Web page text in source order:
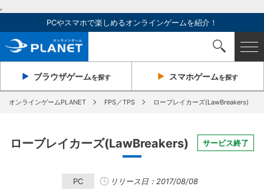
,
PCやスマホで楽しめるオンラインゲームを紹介！
ブラウザゲームを探す スマホゲームを探す
オンラインゲームPLANET FPS／TPS ローブレイカーズ(LawBreakers)
ローブレイカーズ(LawBreakers) サービス終了
PC リリース日：2017/08/08